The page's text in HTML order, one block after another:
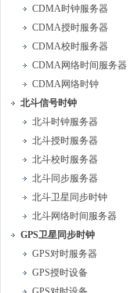
CDMA时钟服务器
CDMA授时服务器
CDMA校时服务器
CDMA网络时间服务器
CDMA网络时钟
北斗信号时钟
北斗时钟服务器
北斗授时服务器
北斗校时服务器
北斗同步服务器
北斗卫星同步时钟
北斗网络时间服务器
GPS卫星同步时钟
GPS对时服务器
GPS授时设备